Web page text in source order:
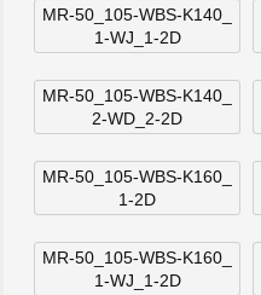
MR-50_105-WBS-K140_
1-WJ_1-2D
MR-50_105-WBS-K140_
2-WD_2-2D
MR-50_105-WBS-K160_
1-2D
MR-50_105-WBS-K160_
1-WJ_1-2D